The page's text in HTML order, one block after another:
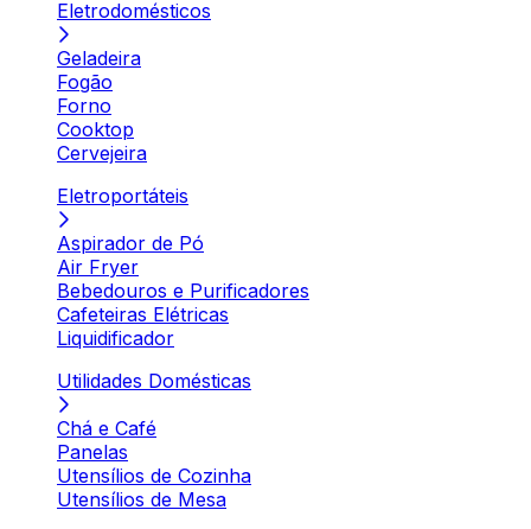
Eletrodomésticos
Geladeira
Fogão
Forno
Cooktop
Cervejeira
Eletroportáteis
Aspirador de Pó
Air Fryer
Bebedouros e Purificadores
Cafeteiras Elétricas
Liquidificador
Utilidades Domésticas
Chá e Café
Panelas
Utensílios de Cozinha
Utensílios de Mesa